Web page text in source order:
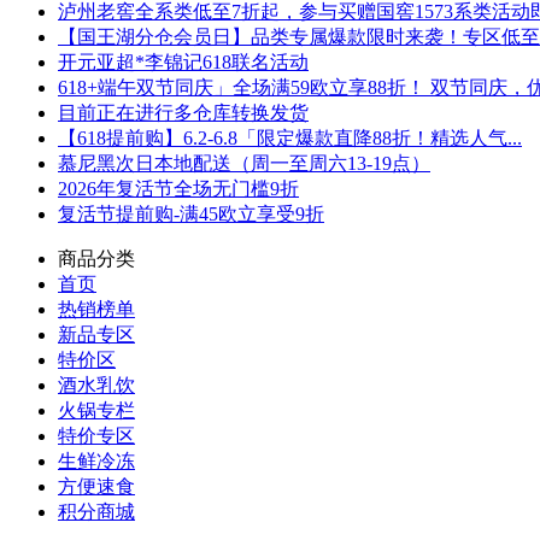
泸州老窖全系类低至7折起，参与买赠国窖1573系类活动
【国王湖分仓会员日】品类专属爆款限时来袭！专区低
开元亚超*李锦记618联名活动
618+端午双节同庆」全场满59欧立享88折！ 双节同庆，
目前正在进行多仓库转换发货
【618提前购】6.2-6.8「限定爆款直降88折！精选人气...
慕尼黑次日本地配送（周一至周六13-19点）
2026年复活节全场无门槛9折
复活节提前购-满45欧立享受9折
商品分类
首页
热销榜单
新品专区
特价区
酒水乳饮
火锅专栏
特价专区
生鲜冷冻
方便速食
积分商城